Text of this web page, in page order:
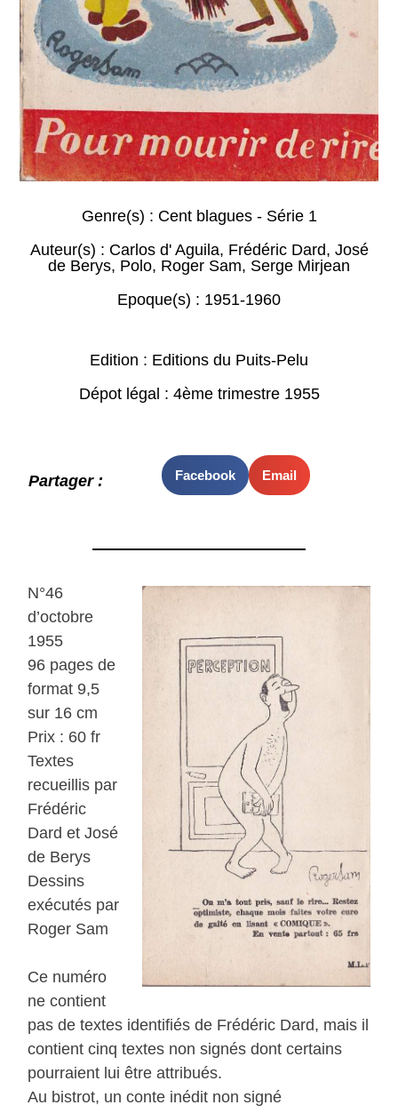
Genre(s) : Cent blagues - Série 1
Auteur(s) : Carlos d' Aguila, Frédéric Dard, José
de Berys, Polo, Roger Sam, Serge Mirjean
Epoque(s) : 1951-1960
Edition : Editions du Puits-Pelu
Dépot légal : 4ème trimestre 1955
Partager : Facebook Email
N°46
d’octobre
1955
96 pages de
format 9,5
sur 16 cm
Prix : 60 fr
Textes
recueillis par
Frédéric
Dard et José
de Berys
Dessins
exécutés par
Roger Sam
Ce numéro
ne contient
pas de textes identifiés de Frédéric Dard, mais il
contient cinq textes non signés dont certains
pourraient lui être attribués.
Au bistrot, un conte inédit non signé